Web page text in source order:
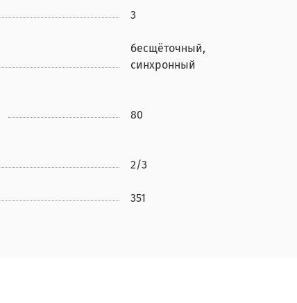
3
бесщёточный,
синхронный
80
2/3
351